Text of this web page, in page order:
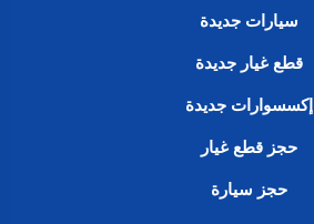
سيارات جديدة
قطع غيار جديدة
إكسسوارات جديدة
حجز قطع غيار
حجز سيارة